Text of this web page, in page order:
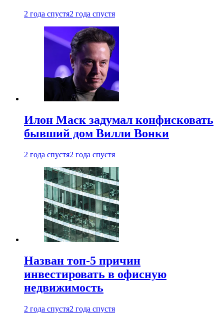
2 года спустя2 года спустя
Илон Маск задумал конфисковать
бывший дом Вилли Вонки
2 года спустя2 года спустя
Назван топ-5 причин
инвестировать в офисную
недвижимость
2 года спустя2 года спустя